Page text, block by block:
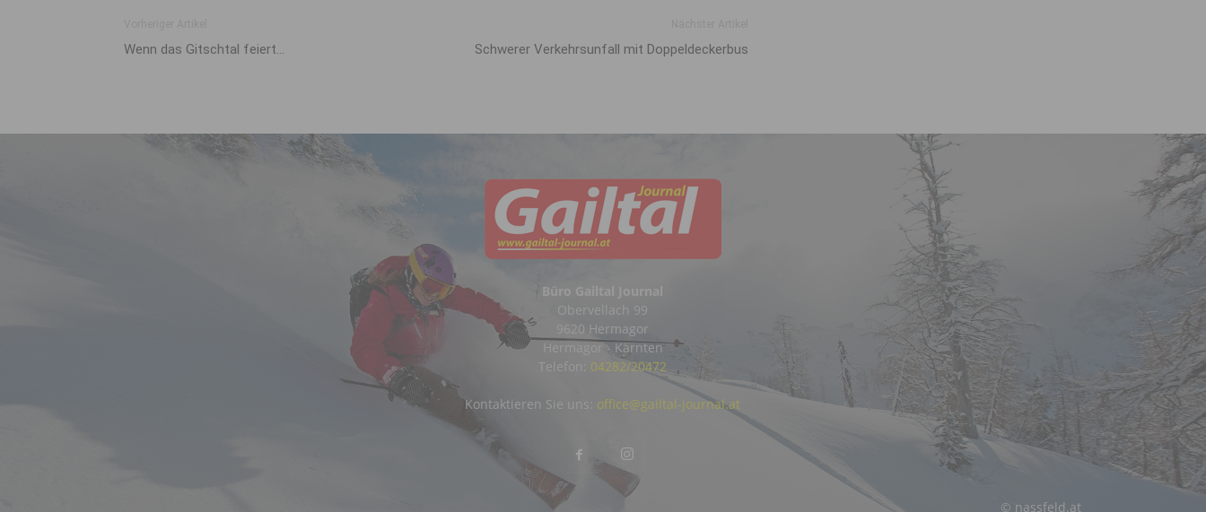
Wenn das Gitschtal feiert… Schwerer Verkehrsunfall mit Doppeldeckerbus
Büro Gailtal Journal
Obervellach 99
9620 Hermagor
Hermagor - Kärnten
Telefon: 04282/20472
© nassfeld.at
Kontaktieren Sie uns: office@gailtal-journal.at